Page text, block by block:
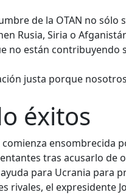
de la OTAN no sólo
Rusia, Siria o
no están contribuyendo
justa porque
éxitos
comienza ensombrecida
tras acusarlo de
para Ucrania para
rivales, el expresidente